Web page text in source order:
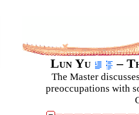
Lun Yu –
The Master
preoccupations with